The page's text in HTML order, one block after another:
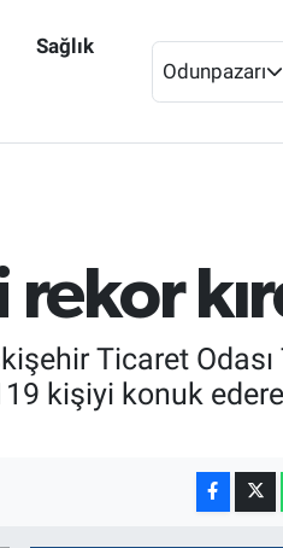
Sağlık
Odunpazarı
Ticaret Odası
kişiyi konuk